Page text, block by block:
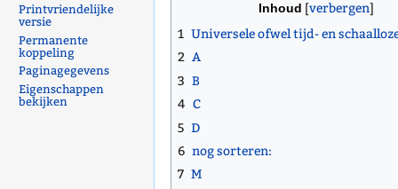
Inhoud
1 Universele ofwel tijd- en
2 A
3 B
4 C
5 D
6 nog sorteren:
7 M
Printvriendelijke
versie
Permanente
koppeling
Paginagegevens
Eigenschappen
bekijken